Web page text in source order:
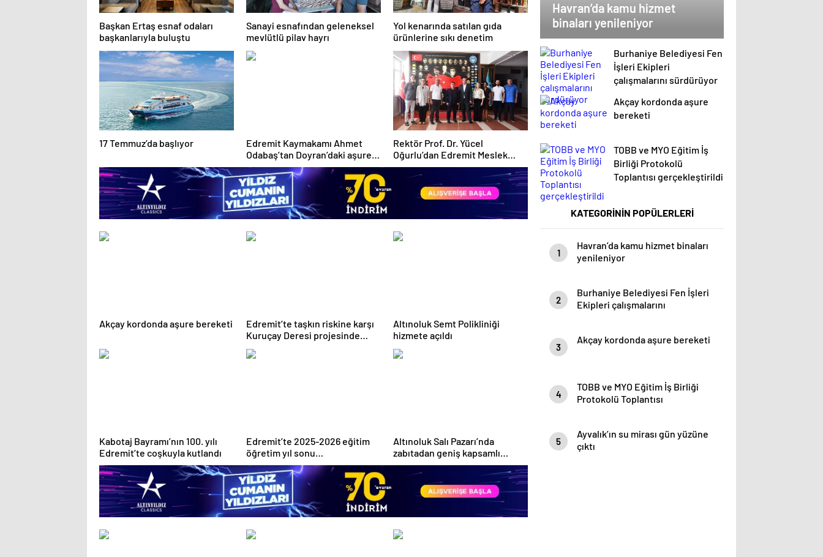
Başkan Ertaş esnaf odaları
başkanlarıyla buluştu
Sanayi esnafından geleneksel
mevlütlü pilav hayrı
Yol kenarında satılan gıda
ürünlerine sıkı denetim
17 Temmuz’da başlıyor
Edremit Kaymakamı Ahmet
Odabaş’tan Doyran’daki aşure
hayrına ziyaret
Rektör Prof. Dr. Yücel
Oğurlu’dan Edremit Meslek
Yüksekokuluna ziyaret
Akçay kordonda aşure bereketi
Edremit’te taşkın riskine karşı
Kuruçay Deresi projesinde
çalışmalar sürüyor
Altınoluk Semt Polikliniği
hizmete açıldı
Kabotaj Bayramı’nın 100. yılı
Edremit’te coşkuyla kutlandı
Edremit’te 2025-2026 eğitim
öğretim yıl sonu
değerlendirme toplantısı
gerçekleştirildi
Altınoluk Salı Pazarı’nda
zabıtadan geniş kapsamlı
denetim
Havran’da kamu hizmet
binaları yenileniyor
Burhaniye Belediyesi Fen
İşleri Ekipleri
çalışmalarını sürdürüyor
Akçay kordonda aşure
bereketi
TOBB ve MYO Eğitim İş
Birliği Protokolü
Toplantısı gerçekleştirildi
KATEGORİNİN POPÜLERLERİ
1
Havran’da kamu hizmet binaları
yenileniyor
2
Burhaniye Belediyesi Fen İşleri
Ekipleri çalışmalarını
3
Akçay kordonda aşure bereketi
4
TOBB ve MYO Eğitim İş Birliği
Protokolü Toplantısı
5
Ayvalık’ın su mirası gün yüzüne
çıktı